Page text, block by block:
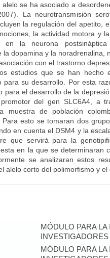
se ha asociado a
La neurotransmisión
la regulación del apetito,
la actividad motora y
en la neurona
la dopamina y la noradrenalina,
con el trastorno
estudios que se han hecho
para su desarrollo. Por esta
para el desarrollo de la
del gen SLC6A4, a
muestra de población
Para esto se tomaran dos
en cuenta el DSM4 y la
que servirá para la
en la que se determinaran
se analizaran estos
alelo corto del polimorfismo y
MÓDULO PARA
MÓDULO PARA